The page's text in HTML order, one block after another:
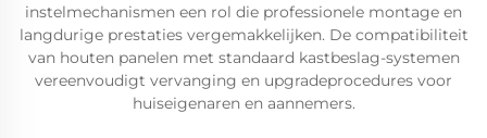
instelmechanismen een rol die professionele montage en
langdurige prestaties vergemakkelijken. De compatibiliteit
van houten panelen met standaard kastbeslag-systemen
vereenvoudigt vervanging en upgradeprocedures voor
huiseigenaren en aannemers.